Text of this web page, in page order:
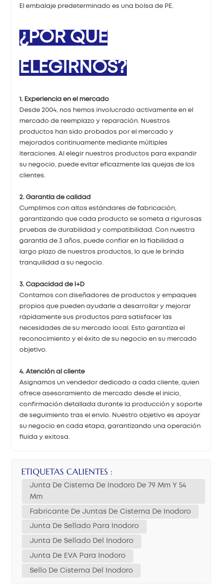
El embalaje predeterminado es una bolsa de PE.
¿POR QUÉ
ELEGIRNOS?
1. Experiencia en el mercado
Desde 2004, nos hemos involucrado activamente en el
mercado de reemplazo y reparación. Nuestros
productos han sido probados por el mercado y
mejorados continuamente mediante múltiples
iteraciones. Al elegir nuestros productos para expandir
su negocio, puede evitar eficazmente las quejas de los
clientes.
2. Garantía de calidad
Cumplimos con altos estándares de fabricación,
garantizando que cada producto se someta a rigurosas
pruebas de durabilidad y compatibilidad. Con nuestra
garantía de 3 años, puede confiar en la fiabilidad a
largo plazo de nuestros productos, lo que le brinda
tranquilidad a su negocio.
3. Capacidad de I+D
Contamos con diseñadores de productos y empaques
propios que pueden ayudarle a desarrollar y mejorar
rápidamente sus productos para satisfacer las
necesidades de su mercado local. Esto garantiza el
reconocimiento y el éxito de su negocio en su mercado
objetivo.
4. Atención al cliente
Asignamos un vendedor dedicado a cada cliente, quien
ofrece asesoramiento de mercado desde el inicio,
confirmación detallada durante la producción y soporte
de seguimiento tras el envío. Nuestro objetivo es apoyar
su negocio en cada etapa, garantizando una operación
fluida y exitosa.
ETIQUETAS CALIENTES :
Junta De Cisterna De Inodoro De 79 Mm Y 54
Mm
Fabricante De Juntas De Cisterna De Inodoro
Junta De Sellado Para Inodoro
Junta De Sellado Del Inodoro
Junta De EVA Para Inodoro
Sello De Cisterna Del Inodoro